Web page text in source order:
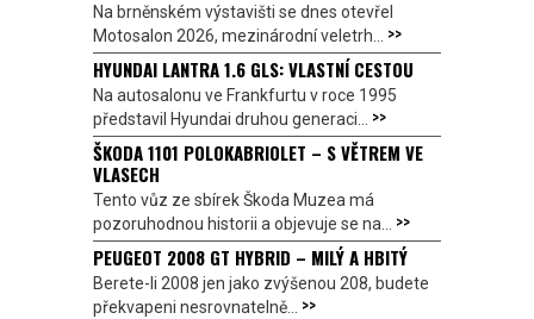
Na brněnském výstavišti se dnes otevřel
Motosalon 2026, mezinárodní veletrh... >>
HYUNDAI LANTRA 1.6 GLS: VLASTNÍ CESTOU
Na autosalonu ve Frankfurtu v roce 1995
představil Hyundai druhou generaci... >>
ŠKODA 1101 POLOKABRIOLET – S VĚTREM VE
VLASECH
Tento vůz ze sbírek Škoda Muzea má
pozoruhodnou historii a objevuje se na... >>
PEUGEOT 2008 GT HYBRID – MILÝ A HBITÝ
Berete-li 2008 jen jako zvýšenou 208, budete
překvapeni nesrovnatelně... >>